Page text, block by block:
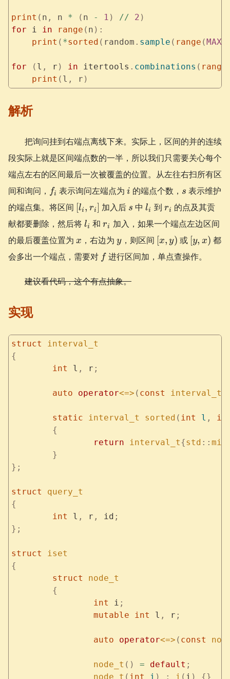
print ( n , n * ( n - 1 ) // 2 )
for i in range ( n ):
    print
( *sorted ( random . sample ( range (MAXN
for ( l , r ) in itertools . combinations ( range
    print
( l , r )
解析
把询问挂到右端点离线下来。实际上，区间的并的连续
段实际上就是区间端点数的一半，所以我们只需要关心每个
端点左右的区间最后一次被覆盖的位置。从左往右扫所有区
间和询问， f_i
fi 表示询问左端点为i
i 的端点个数， s
s 表示维护
的端点集。将区间 [l_i,
r_i]
[li , ri] 加入后 s
s 中l_i
li 到 r_i
ri 的点及其贡
献都要删除，然后将 l_i
li 和r_i
ri
加入，如果一个端点左边区间
的最后覆盖位置为 x
x ，右边为 y
y，则区间 [x,
y)
[x, y) 或 [y,
x)
[y, x) 都
会多出一个端点，需要对 ff 进行区间加，单点查操作。
建议看代码，这个有点抽象。
实现
struct interval_t
{
	int
l , r ;
	auto
operator<=> ( const interval_t
	static
interval_t sorted ( int l ,
	{
		return
interval_t{std :: min
	}
};
struct query_t
{
	int
l , r , id ;
};
struct iset
{
	struct
node_t
	{
		int
i ;
		mutable
int l , r ;
		auto
operator<=> ( const
		node_t
() = default ;
		node_t
( int i ) : i ( i ) {}